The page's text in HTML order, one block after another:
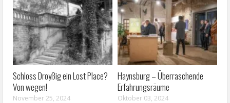
Schloss Droyßig ein Lost Place?
Von wegen!
November 25, 2024
Haynsburg – Überraschende
Erfahrungsräume
Oktober 03, 2024